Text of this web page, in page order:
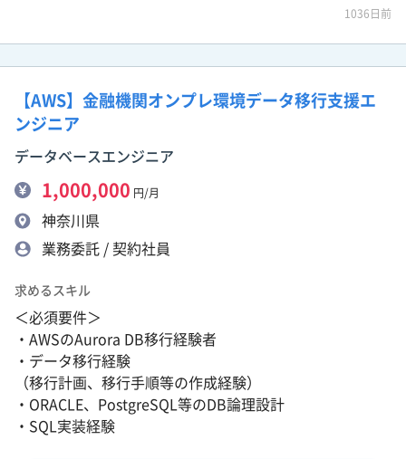
1036日前
【AWS】金融機関オンプレ環境データ移行支援エ
ンジニア
データベースエンジニア
1,000,000 円/月
神奈川県
業務委託 / 契約社員
求めるスキル
＜必須要件＞
・AWSのAurora DB移行経験者
・データ移行経験
（移行計画、移行手順等の作成経験）
・ORACLE、PostgreSQL等のDB論理設計
・SQL実装経験